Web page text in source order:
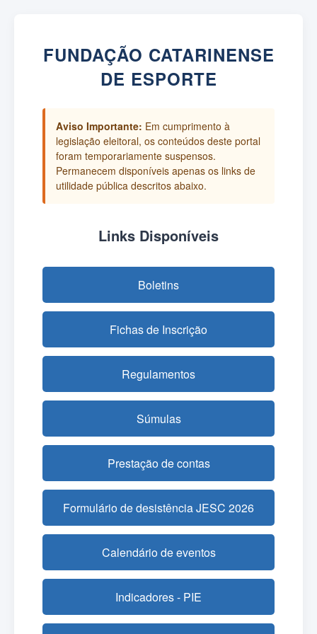
FUNDAÇÃO CATARINENSE
DE ESPORTE
Aviso Importante: Em cumprimento à
legislação eleitoral, os conteúdos deste portal
foram temporariamente suspensos.
Permanecem disponíveis apenas os links de
utilidade pública descritos abaixo.
Links Disponíveis
Boletins
Fichas de Inscrição
Regulamentos
Súmulas
Prestação de contas
Formulário de desistência JESC 2026
Calendário de eventos
Indicadores - PIE